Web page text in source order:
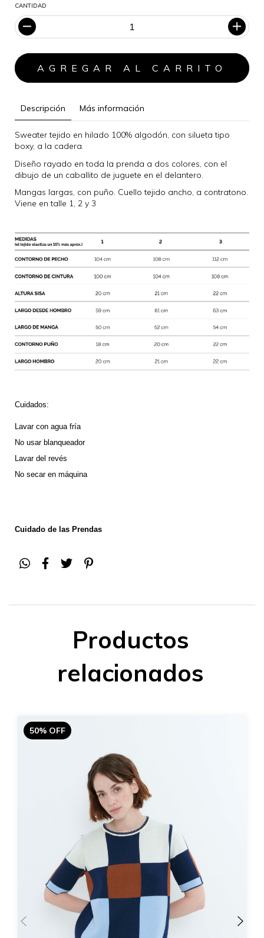
CANTIDAD
Descripción Más información
Sweater tejido en hilado 100% algodón, con silueta tipo
boxy, a la cadera.
Diseño rayado en toda la prenda a dos colores, con el
dibujo de un caballito de juguete en el delantero.
Mangas largas, con puño. Cuello tejido ancho, a contratono.
Viene en talle 1, 2 y 3
Cuidados:
Lavar con agua fría
No usar blanqueador
Lavar del revés
No secar en máquina
Cuidado de las Prendas
Productos
relacionados
50% OFF